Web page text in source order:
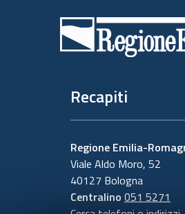
Recapiti
Regione Emilia-
Viale Aldo Moro, 52
40127 Bologna
Centralino 051 5271